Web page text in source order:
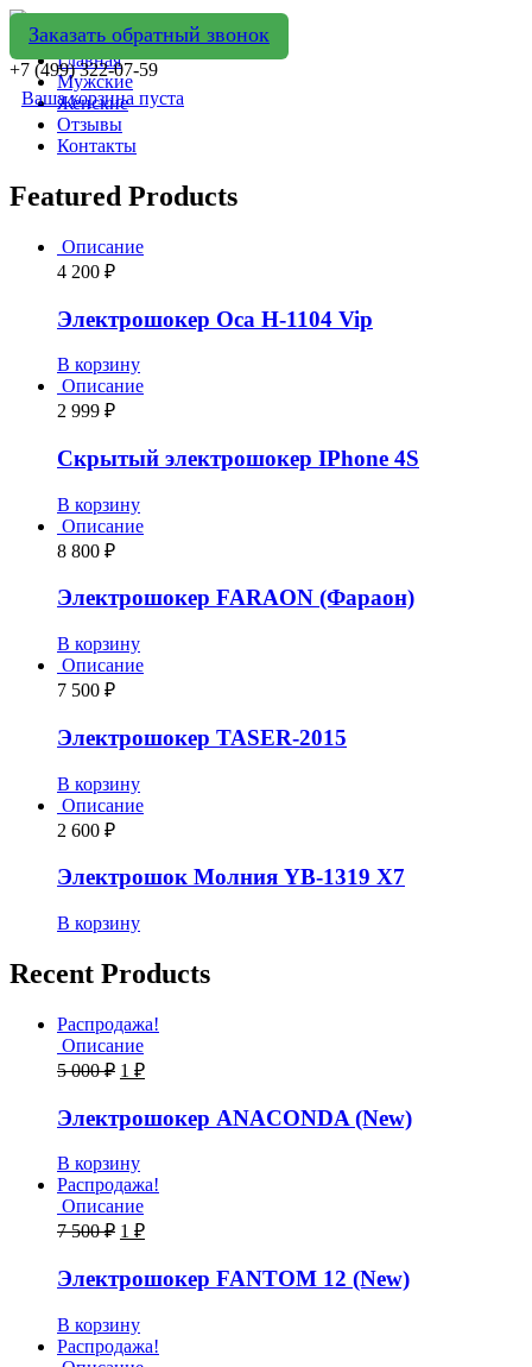
Заказать обратный звонок
+7 (499) 322-07-59
Ваша корзина пуста
Главная
Мужские
Женские
Отзывы
Контакты
Featured Products
Описание
4 200 ₽
Электрошокер Оса H-1104 Vip
В корзину
Описание
2 999 ₽
Скрытый электрошокер IPhone 4S
В корзину
Описание
8 800 ₽
Электрошокер FARAON (Фараон)
В корзину
Описание
7 500 ₽
Электрошокер TASER-2015
В корзину
Описание
2 600 ₽
Электрошок Молния YB-1319 Х7
В корзину
Recent Products
Распродажа!
Описание
5 000₽ 1 ₽
Электрошокер ANACONDA (New)
В корзину
Распродажа!
Описание
7 500₽ 1 ₽
Электрошокер FANTOM 12 (New)
В корзину
Распродажа!